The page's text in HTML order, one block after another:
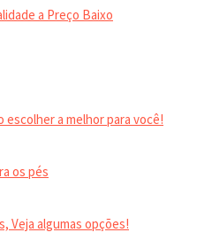
a Preço Baixo
escolher a melhor para você!
os pés
Veja algumas opções!